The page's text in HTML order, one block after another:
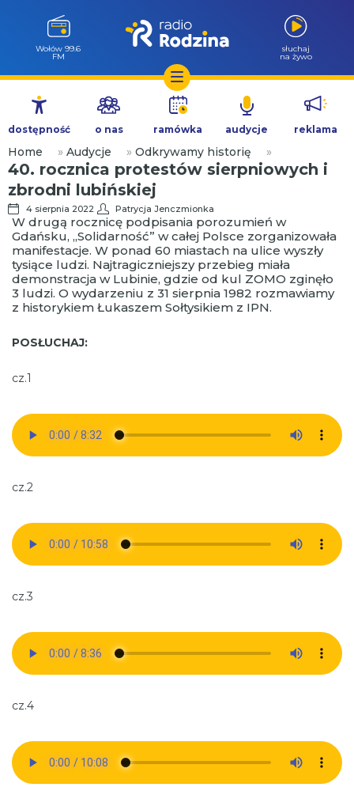
Przejdź
treści
Wołów 99.6
FM
słuchaj
na żywo
dostępność o nas ramówka audycje reklama
Home » Audycje » Odkrywamy historię »
40. rocznica protestów sierpniowych i
zbrodni lubińskiej
4 sierpnia 2022 Patrycja Jenczmionka
W drugą rocznicę podpisania porozumień w
Gdańsku, „Solidarność” w całej Polsce zorganizowała
manifestacje. W ponad 60 miastach na ulice wyszły
tysiące ludzi. Najtragiczniejszy przebieg miała
demonstracja w Lubinie, gdzie od kul ZOMO zginęło
3 ludzi. O wydarzeniu z 31 sierpnia 1982 rozmawiamy
z historykiem Łukaszem Sołtysikiem z IPN.
POSŁUCHAJ:
cz.1
cz.2
cz.3
cz.4